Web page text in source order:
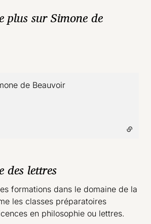
plus sur Simone de
de Beauvoir
des lettres
formations dans le domaine de la
les classes préparatoires
en philosophie ou lettres.